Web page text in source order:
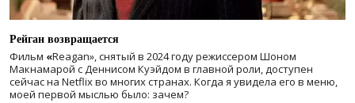
Рейган возвращается
Фильм «Reagan», снятый в 2024 годурежиссером Шоном
Макнамарой с Деннисом Куэйдом в главной роли, доступен
сейчас на Netflix во многих странах. Когда я увидела его в меню,
моей первой мыслью было: зачем?